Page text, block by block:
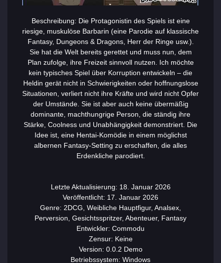
Beschreibung: Die Protagonistin des Spiels ist eine
riesige, muskulöse Barbarin (eine Parodie auf klassische
Fantasy, Dungeons & Dragons, Herr der Ringe usw.).
Sie hat die Welt bereits gerettet und muss nun, dem
Plan zufolge, ihre Freizeit sinnvoll nutzen. Ich möchte
kein typisches Spiel über Korruption entwickeln – die
Heldin gerät nicht in Schwierigkeiten oder hoffnungslose
Situationen, verliert nicht ihre Kräfte und wird nicht Opfer
der Umstände. Sie ist aber auch keine übermäßig
dominante, machthungrige Person, die ständig ihre
Stärke, Coolness und Unabhängigkeit demonstriert. Die
Idee ist, eine Hentai-Komödie in einem möglichst
albernen Fantasy-Setting zu erschaffen, die alles
Erdenkliche parodiert.
Letzte Aktualisierung: 18. Januar 2026
Veröffentlicht: 17. Januar 2026
Genre: 2DCG, Weibliche Hauptfigur, Analsex,
Perversion, Gesichtsspritzer, Abenteuer, Fantasy
Entwickler: Commodu
Zensur: Keine
Version: 0.0.2 Demo
Betriebssystem: Windows